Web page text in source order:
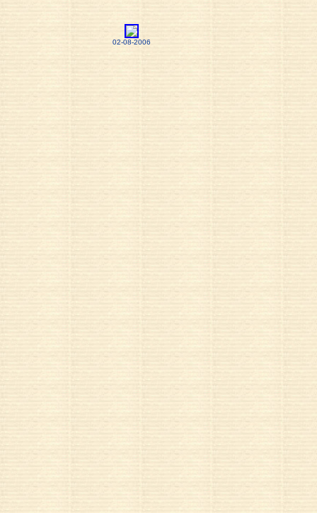
02-08-2006